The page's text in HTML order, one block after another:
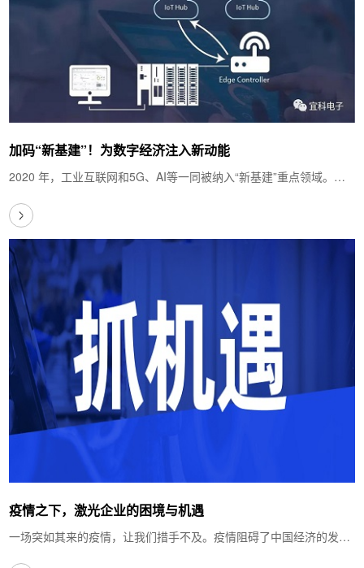
加码“新基建”！为数字经济注入新动能
2020 年，工业互联网和5G、AI等一同被纳入“新基建”重点领域。随
疫情之下，激光企业的困境与机遇
一场突如其来的疫情，让我们措手不及。疫情阻碍了中国经济的发